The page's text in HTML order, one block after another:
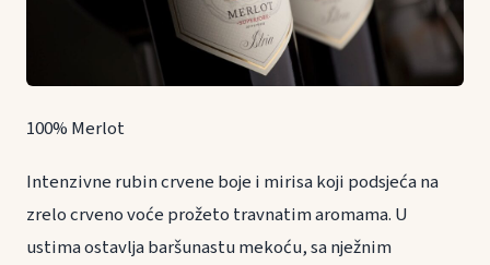
100% Merlot
Intenzivne rubin crvene boje i mirisa koji podsjeća na
zrelo crveno voće prožeto travnatim aromama. U
ustima ostavlja baršunastu mekoću, sa nježnim